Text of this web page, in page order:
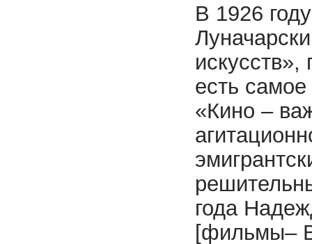
В 1926
есть
«Кино –
года
[фильмы–